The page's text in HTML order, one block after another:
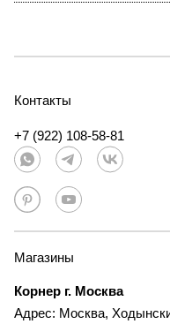
Контакты
+7 (922) 108-58-81
Магазины
Корнер г. Москва
Адрес: Москва,